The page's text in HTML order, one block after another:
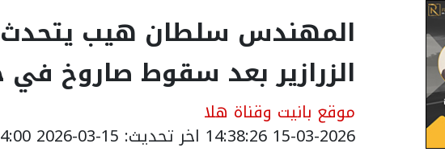
المهندس سلطان هيب يتحدث
الزرازير بعد سقوط صاروخ في
موقع بانيت وقناة هلا
15-03-2026 14:38:26 اخر تحديث: 15-03-2026 20:54:00